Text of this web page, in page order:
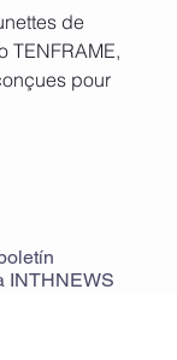
de
TENFRAME,
pour
aux chocs
coups
INTHNEWS